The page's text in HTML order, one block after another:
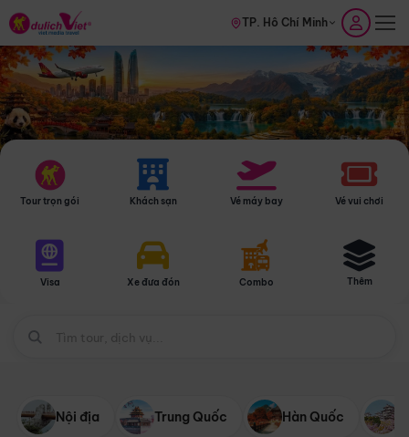
TP. Hồ Chí Minh
Tour trọn gói Khách sạn Vé máy bay Vé vui chơi
Visa Xe đưa đón Combo Thêm
Nội địa Trung Quốc Hàn Quốc